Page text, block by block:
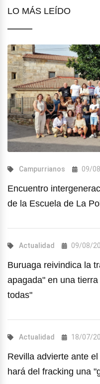
LO MÁS LEÍDO
Campurrianos 09/
Encuentro
de la Escuela de La
Actualidad 09/08/
Buruaga reivindica la
apagada" en una
todas"
Actualidad 18/07/
Revilla advierte ante
hará del fracking una